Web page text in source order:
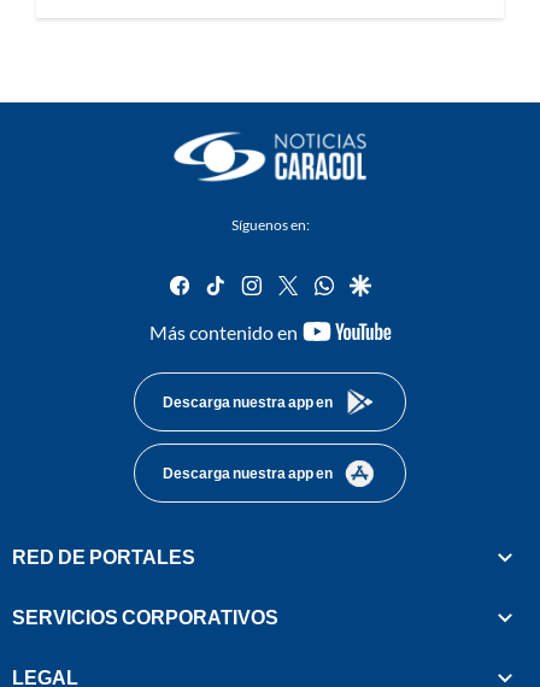
Síguenos en:
facebook
tiktok instagram
twitterwhatsapp
google
Más contenido en
youtube-
Descarga nuestra app en
Descarga nuestra app en
RED DE PORTALES
SERVICIOS CORPORATIVOS
LEGAL